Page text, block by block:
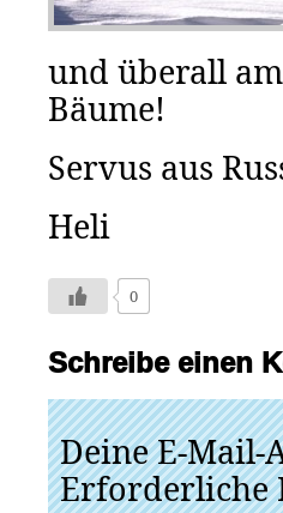
und überall
Bäume!
Servus aus
Heli
0
Schreibe einen
Deine E-
Erforderliche